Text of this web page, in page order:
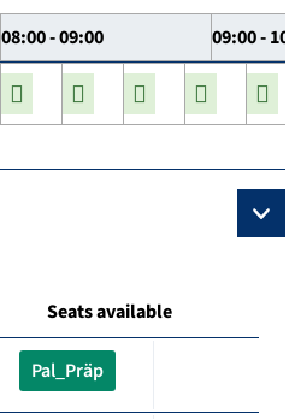
08:00 - 09:00 09:00 -
Seats available
Pal_Präp